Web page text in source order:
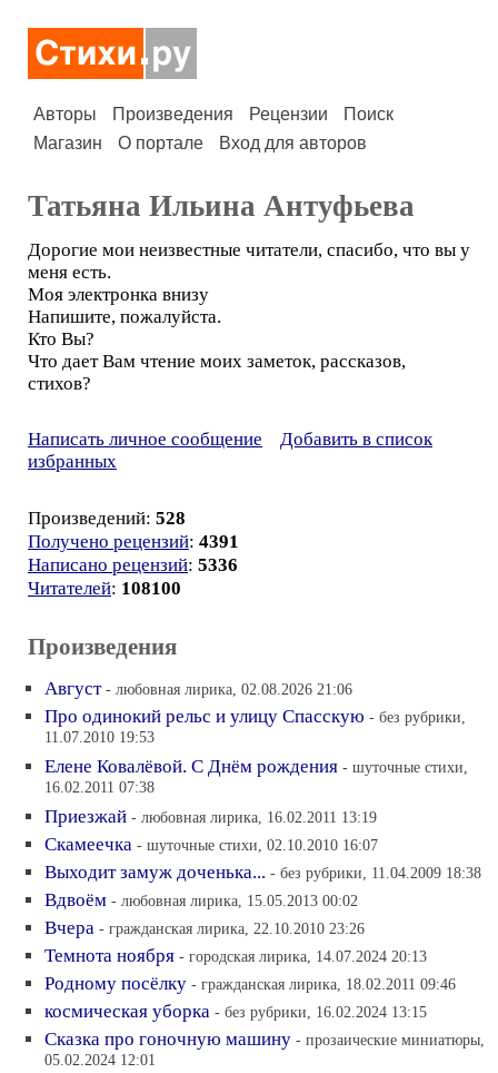
Авторы Произведения Рецензии
Поиск
Магазин
О портале Вход для авторов
Татьяна Ильина Антуфьева
Дорогие мои неизвестные читатели, спасибо, что вы у
меня есть.
Моя электронка внизу
Напишите, пожалуйста.
Кто Вы?
Что дает Вам чтение моих заметок, рассказов,
стихов?
Написать личное сообщение
Добавить в список
избранных
Произведений: 528
Получено рецензий: 4391
Написано рецензий: 5336
Читателей: 108100
Произведения
Август - любовная лирика, 02.08.2026 21:06
Про одинокий рельс и улицу Спасскую - без рубрики,
11.07.2010 19:53
Елене Ковалёвой. С Днём рождения - шуточные стихи,
16.02.2011 07:38
Приезжай - любовная лирика, 16.02.2011 13:19
Скамеечка - шуточные стихи, 02.10.2010 16:07
Выходит замуж доченька... - без рубрики, 11.04.2009 18:38
Вдвоём - любовная лирика, 15.05.2013 00:02
Вчера - гражданская лирика, 22.10.2010 23:26
Темнота ноября - городская лирика, 14.07.2024 20:13
Родному посёлку - гражданская лирика, 18.02.2011 09:46
космическая уборка - без рубрики, 16.02.2024 13:15
Сказка про гоночную машину - прозаические миниатюры,
05.02.2024 12:01